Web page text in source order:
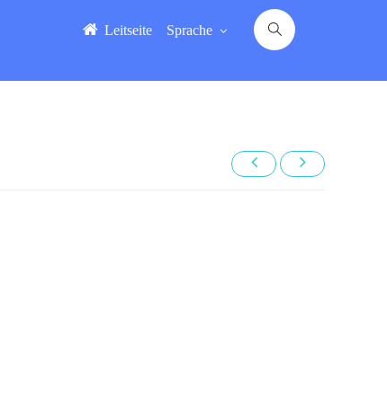
Leitseite Sprache